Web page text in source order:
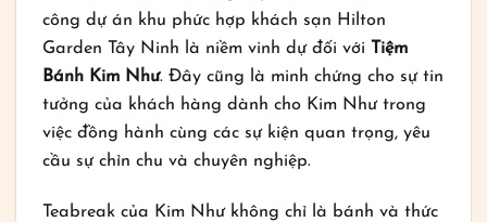
công dự án khu phức hợp khách sạn Hilton
Garden Tây Ninh là niềm vinh dự đối với
Tiệm
Bánh Kim Như. Đây cũng là minh chứng cho sự tin
tưởng của khách hàng dành cho Kim Như trong
việc đồng hành cùng các sự kiện quan trọng, yêu
cầu sự chỉn chu và chuyên nghiệp.
Teabreak của Kim Như không chỉ là bánh và thức